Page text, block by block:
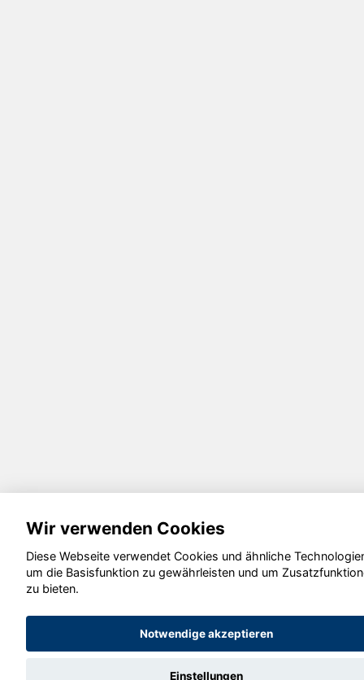
Wir verwenden Cookies
Diese Webseite verwendet Cookies und ähnliche
um die Basisfunktion zu gewährleisten und um
zu bieten.
Notwendige akzeptieren
Einstellungen